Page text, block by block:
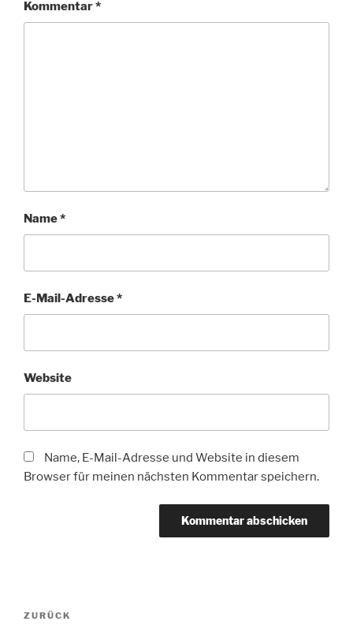
Kommentar*
Name*
E-Mail-Adresse*
Website
Name, E-Mail-Adresse und Website in diesem
Browser für meinen nächsten Kommentar speichern.
Beitragsnavigation
Vorheriger
ZURÜCK